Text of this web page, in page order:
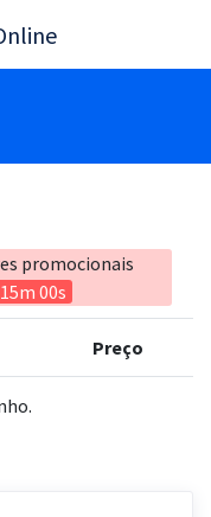
promocionais
15m 00s
Preço